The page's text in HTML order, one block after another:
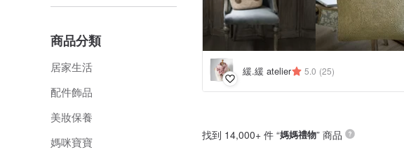
商品分類
居家生活
配件飾品
美妝保養
媽咪寶寶
緩.緩 atelier 5.0 (25)
找到 14,000+ 件 “媽媽禮物” 商品